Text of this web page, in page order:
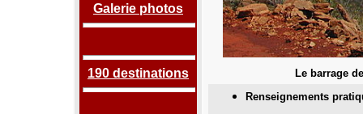
Galerie photos
190 destinations
Le barrage
Renseignements